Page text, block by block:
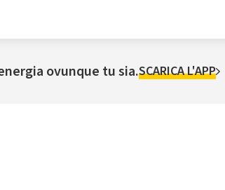
ovunque tu sia.SCARICA L'APP